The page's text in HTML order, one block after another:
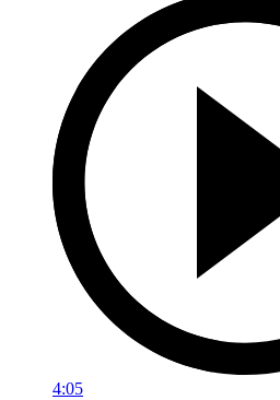
4:05